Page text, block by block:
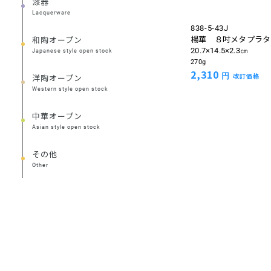
Lacquerware
和陶オープン
Japanese style open stock
洋陶オープン
Western style open stock
中華オープン
Asian style open stock
その他
Other
838-5-43J
楊華 ８吋メタプラ
20.7×14.5×2.3㎝
270g
2,310 円 改訂価格